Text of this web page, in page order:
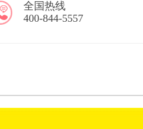
全国热线
400-844-5557